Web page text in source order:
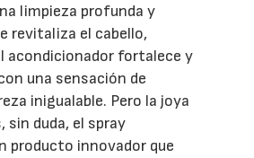
limpieza profunda y
revitaliza el cabello,
acondicionador fortalece y
una sensación de
inigualable. Pero la joya
sin duda, el spray
producto innovador que